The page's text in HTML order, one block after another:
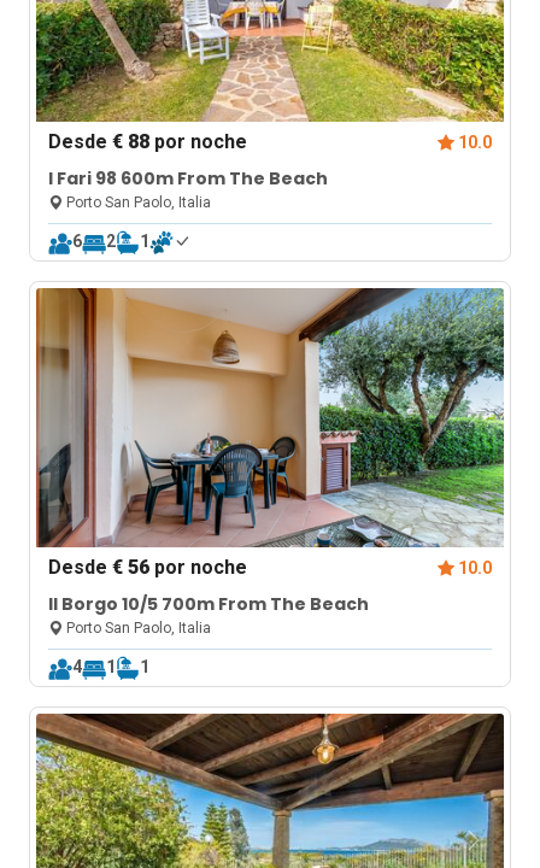
Desde€ 88 por noche 10.0
I Fari 98 600m From The Beach
Porto San Paolo, Italia
6 2 1
Desde€ 56 por noche 10.0
Il Borgo 10/5 700m From The Beach
Porto San Paolo, Italia
4 1 1